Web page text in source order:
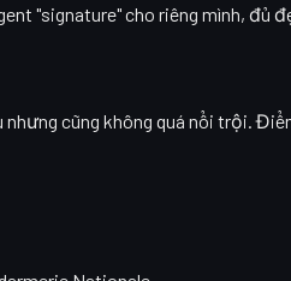
"signature" cho riêng mình, đủ
nhưng cũng không quá nổi trội.